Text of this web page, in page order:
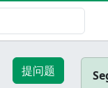
提问题